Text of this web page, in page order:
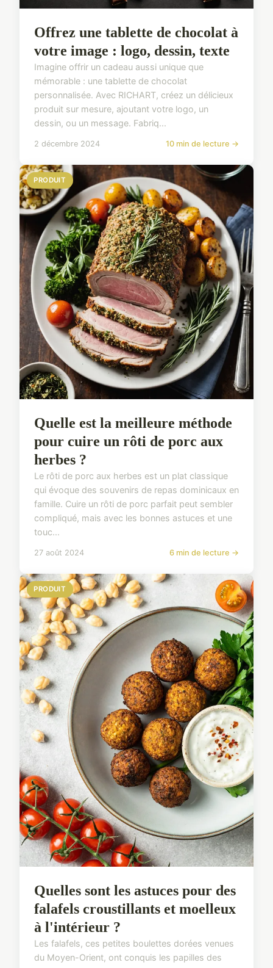
Offrez une tablette de chocolat à
votre image : logo, dessin, texte
Imagine offrir un cadeau aussi unique que
mémorable : une tablette de chocolat
personnalisée. Avec RICHART, créez un délicieux
produit sur mesure, ajoutant votre logo, un
dessin, ou un message. Fabriq...
2 décembre 2024 10 min de lecture →
PRODUIT
Quelle est la meilleure méthode
pour cuire un rôti de porc aux
herbes ?
Le rôti de porc aux herbes est un plat classique
qui évoque des souvenirs de repas dominicaux en
famille. Cuire un rôti de porc parfait peut sembler
compliqué, mais avec les bonnes astuces et une
touc...
27 août 2024 6 min de lecture →
PRODUIT
Quelles sont les astuces pour des
falafels croustillants et moelleux
à l'intérieur ?
Les falafels, ces petites boulettes dorées venues
du Moyen-Orient, ont conquis les papilles des